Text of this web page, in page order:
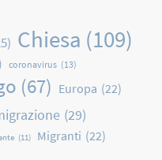
Chiesa (109)
coronavirus (13)
(67) Europa (22)
(29)
(11) Migranti (22)